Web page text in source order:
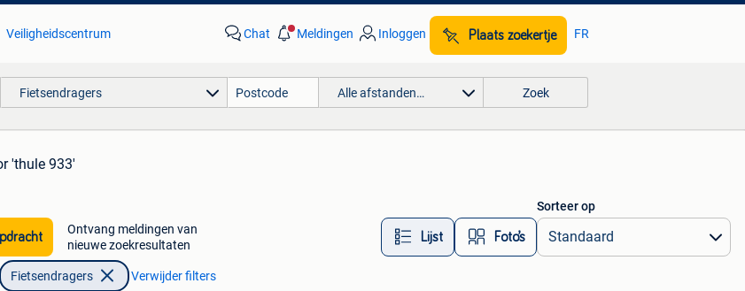
Veiligheidscentrum Chat Meldingen Inloggen Plaats zoekertje FR
Fietsendragers Alle afstanden… Zoek
'thule 933'
Ontvang meldingen van
nieuwe zoekresultaten
Lijst Foto’s
Sorteer op
Fietsendragers Verwijder filters